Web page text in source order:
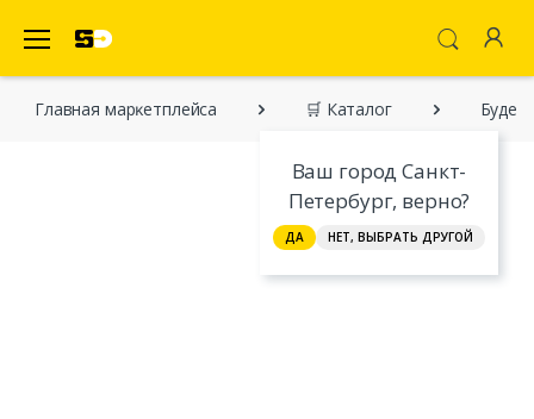
Ваш город Санкт-
Петербург, верно?
ДА НЕТ, ВЫБРАТЬ ДРУГОЙ
Главная марĸетплейса 🛒 Каталог Будем